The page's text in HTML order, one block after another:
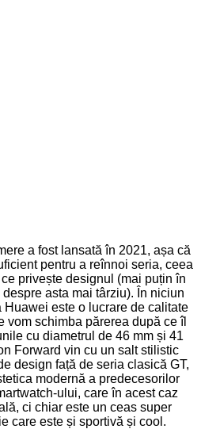
a fost lansată în 2021, așa că
pentru a reînnoi seria, ceea
privește designul (mai puțin în
asta mai târziu). În niciun
este o lucrare de calitate
vom schimba părerea după ce îl
cu diametrul de 46 mm și 41
Forward vin cu un salt stilistic
design față de seria clasică GT,
modernă a predecesorilor
ului, care în acest caz
ci chiar este un ceas super
care este și sportivă și cool.